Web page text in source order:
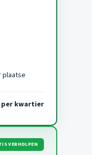
plaatse
per kwartier
VERHOLPEN